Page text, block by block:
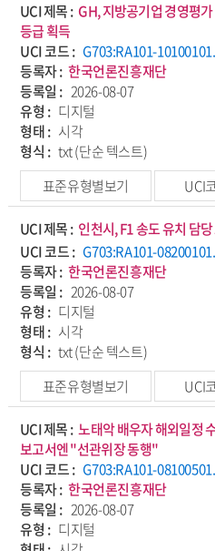
UCI 제목 : GH, 지방공기업 경영평가
등급 획득
UCI 코드 : G703:RA101-
등록자 : 한국언론진흥재단
등록일 : 2026-08-07
유형 : 디지털
형태 : 시각
형식 : txt (단순 텍스트)
표준유형별보기
UCI
UCI 제목 : 인천시, F1 송도 유치 담
UCI 코드 : G703:RA101-
등록자 : 한국언론진흥재단
등록일 : 2026-08-07
유형 : 디지털
형태 : 시각
형식 : txt (단순 텍스트)
표준유형별보기
UCI
UCI 제목 : 노태악 배우자 해외일정
보고서엔 "선관위장 동행"
UCI 코드 : G703:RA101-
등록자 : 한국언론진흥재단
등록일 : 2026-08-07
유형 : 디지털